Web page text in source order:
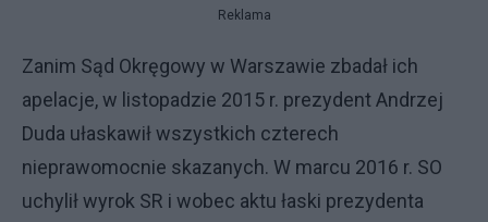
Reklama
Zanim Sąd Okręgowy w Warszawie zbadał ich
apelacje, w listopadzie 2015 r. prezydent Andrzej
Duda ułaskawił wszystkich czterech
nieprawomocnie skazanych. W marcu 2016 r. SO
uchylił wyrok SR i wobec aktu łaski prezydenta